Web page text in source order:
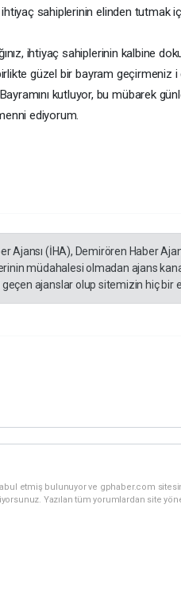
sahiplerinin elinden tutmak
ihtiyaç sahiplerinin kalbine
güzel bir bayram geçirmeniz i
kutluyor, bu mübarek
ediyorum.
Ajansı (İHA), Demirören Haber
müdahalesi olmadan ajans
ajanslar olup sitemizin hiç bir
etmiş bulunuyor ve gphaber.com
Yazılan tüm yorumlardan site